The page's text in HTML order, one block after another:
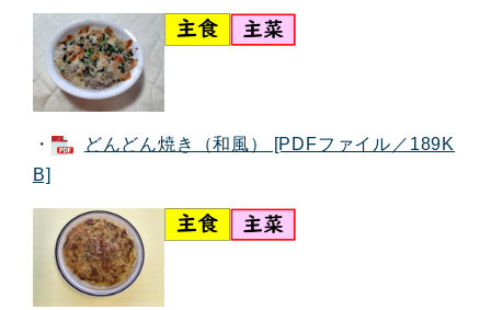
・
どんどん焼き（和風） [PDFファイル／189K
B]